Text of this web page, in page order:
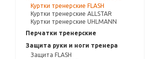
Куртки тренерские FLASH
Куртки тренерские ALLSTAR
Куртки тренерские UHLMANN
Перчатки тренерские
Защита руки и ноги тренера
Защита FLASH